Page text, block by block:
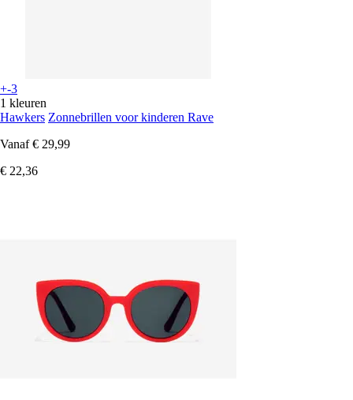
+-3
1 kleuren
Hawkers Zonnebrillen voor kinderen Rave
Vanaf € 29,99
€ 22,36